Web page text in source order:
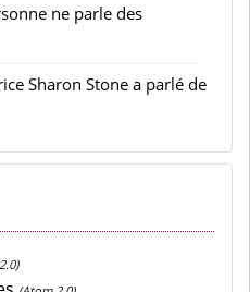
ne parle des
Sharon Stone a parlé de